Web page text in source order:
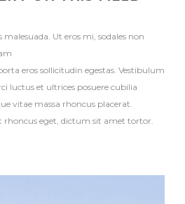
Ut eros mi, sodales non
eros sollicitudin egestas. Vestibulum
luctus et ultrices posuere cubilia
vitae massa rhoncus placerat.
rhoncus eget, dictum sit amet tortor.